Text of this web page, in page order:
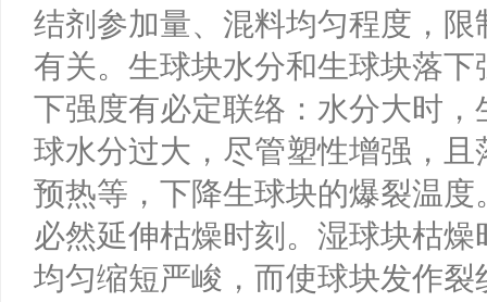
结剂参加量、混料均匀程度，
有关。生球块水分和生球块落
下强度有必定联络：水分大时
球水分过大，尽管塑性增强，
预热等，下降生球块的爆裂温
必然延伸枯燥时刻。湿球块枯
均匀缩短严峻，而使球块发作